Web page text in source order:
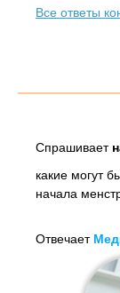
Все ответы
Спрашивает
какие могут
начала
Отвечает